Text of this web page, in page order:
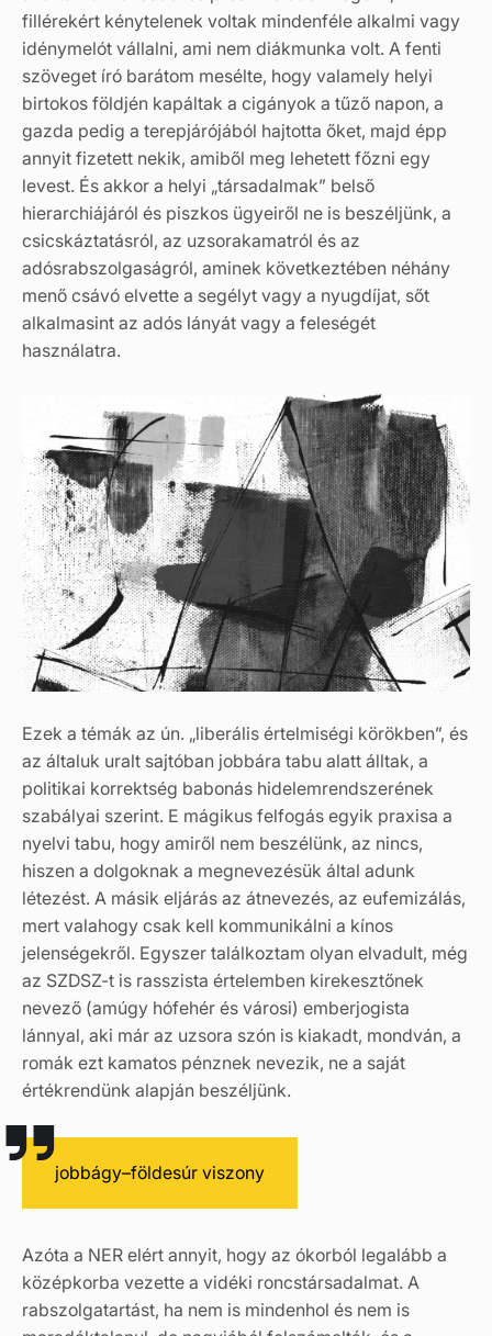
fillérekért kénytelenek voltak mindenféle alkalmi vagy
idénymelót vállalni, ami nem diákmunka volt. A fenti
szöveget író barátom mesélte, hogy valamely helyi
birtokos földjén kapáltak a cigányok a tűző napon, a
gazda pedig a terepjárójából hajtotta őket, majd épp
annyit fizetett nekik, amiből meg lehetett főzni egy
levest. És akkor a helyi „társadalmak” belső
hierarchiájáról és piszkos ügyeiről ne is beszéljünk, a
csicskáztatásról, az uzsorakamatról és az
adósrabszolgaságról, aminek következtében néhány
menő csávó elvette a segélyt vagy a nyugdíjat, sőt
alkalmasint az adós lányát vagy a feleségét
használatra.
Ezek a témák az ún. „liberális értelmiségi körökben”, és
az általuk uralt sajtóban jobbára tabu alatt álltak, a
politikai korrektség babonás hidelemrendszerének
szabályai szerint. E mágikus felfogás egyik praxisa a
nyelvi tabu, hogy amiről nem beszélünk, az nincs,
hiszen a dolgoknak a megnevezésük által adunk
létezést. A másik eljárás az átnevezés, az eufemizálás,
mert valahogy csak kell kommunikálni a kínos
jelenségekről. Egyszer találkoztam olyan elvadult, még
az SZDSZ-t is rasszista értelemben kirekesztőnek
nevező (amúgy hófehér és városi) emberjogista
lánnyal, aki már az uzsora szón is kiakadt, mondván, a
romák ezt kamatos pénznek nevezik, ne a saját
értékrendünk alapján beszéljünk.
jobbágy–földesúr viszony
Azóta a NER elért annyit, hogy az ókorból legalább a
középkorba vezette a vidéki roncstársadalmat. A
rabszolgatartást, ha nem is mindenhol és nem is